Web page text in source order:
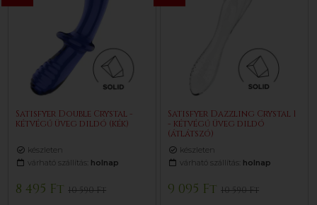
Satisfyer Double Crystal -
kétvégű üveg dildó (kék)
készleten
várható szállítás: holnap
8 495 Ft10 590 Ft
Satisfyer Dazzling Crystal 1
- kétvégű üveg dildó
(átlátszó)
készleten
várható szállítás: holnap
9 095 Ft10 590 Ft